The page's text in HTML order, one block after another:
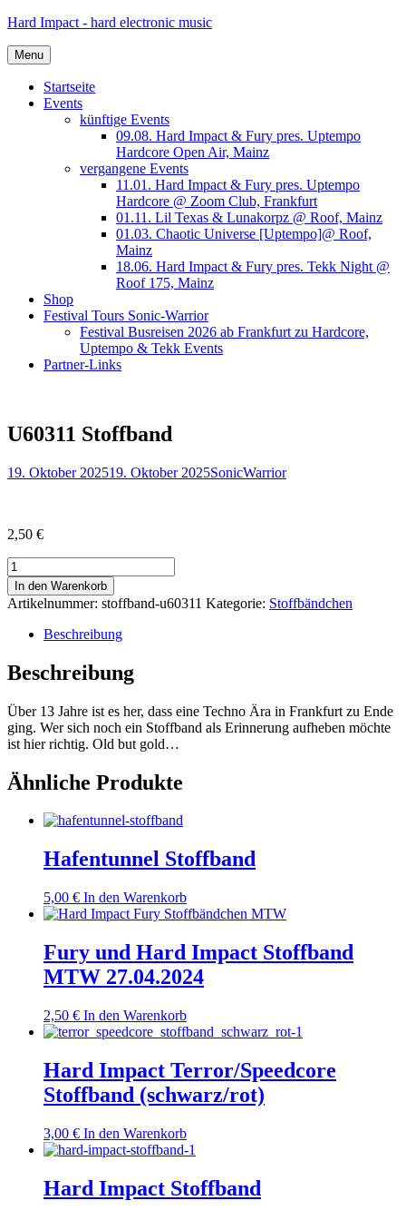
Skip
content
Hard Impact - hard electronic music
Menu
Startseite
Events
künftige Events
09.08. Hard Impact & Fury pres. Uptempo
Hardcore Open Air, Mainz
vergangene Events
11.01. Hard Impact & Fury pres. Uptempo
Hardcore @ Zoom Club, Frankfurt
01.11. Lil Texas & Lunakorpz @ Roof, Mainz
01.03. Chaotic Universe [Uptempo]@ Roof,
Mainz
18.06. Hard Impact & Fury pres. Tekk Night @
Roof 175, Mainz
Shop
Festival Tours Sonic-Warrior
Festival Busreisen 2026 ab Frankfurt zu Hardcore,
Uptempo & Tekk Events
Partner-Links
U60311 Stoffband
Posted
19. Oktober 202519. Oktober 2025Author
SonicWarrior
2,50 €
U60311
Stoffband
Menge
In den Warenkorb
Artikelnummer: stoffband-u60311 Kategorie: Stoffbändchen
Beschreibung
Beschreibung
Über 13 Jahre ist es her, dass eine Techno Ära in Frankfurt zu Ende
ging. Wer sich noch ein Stoffband als Erinnerung aufheben möchte
ist hier richtig. Old but gold…
Ähnliche Produkte
Hafentunnel Stoffband
5,00 € In den Warenkorb
Fury und Hard Impact Stoffband
MTW 27.04.2024
2,50 € In den Warenkorb
Hard Impact Terror/Speedcore
Stoffband (schwarz/rot)
3,00 € In den Warenkorb
Hard Impact Stoffband